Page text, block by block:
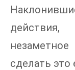
сделать это